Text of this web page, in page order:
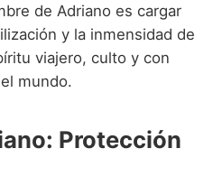
empiezan por U
empiezan por V
empiezan por W
empiezan por Z
de Adriano es cargar
y la inmensidad de
viajero, culto y con
mundo.
Protección